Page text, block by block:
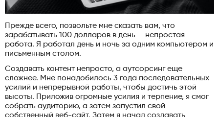
Прежде всего, позвольте мне сказать вам, что
зарабатывать 100 долларов в день — непростая
работа. Я работал день и ночь за одним компьютером и
письменным столом.
Создавать контент непросто, а аутсорсинг еще
сложнее. Мне понадобилось 3 года последовательных
усилий и непрерывной работы, чтобы достичь этой
высоты. Приложив огромные усилия и терпение, я смог
собрать аудиторию, а затем запустил свой